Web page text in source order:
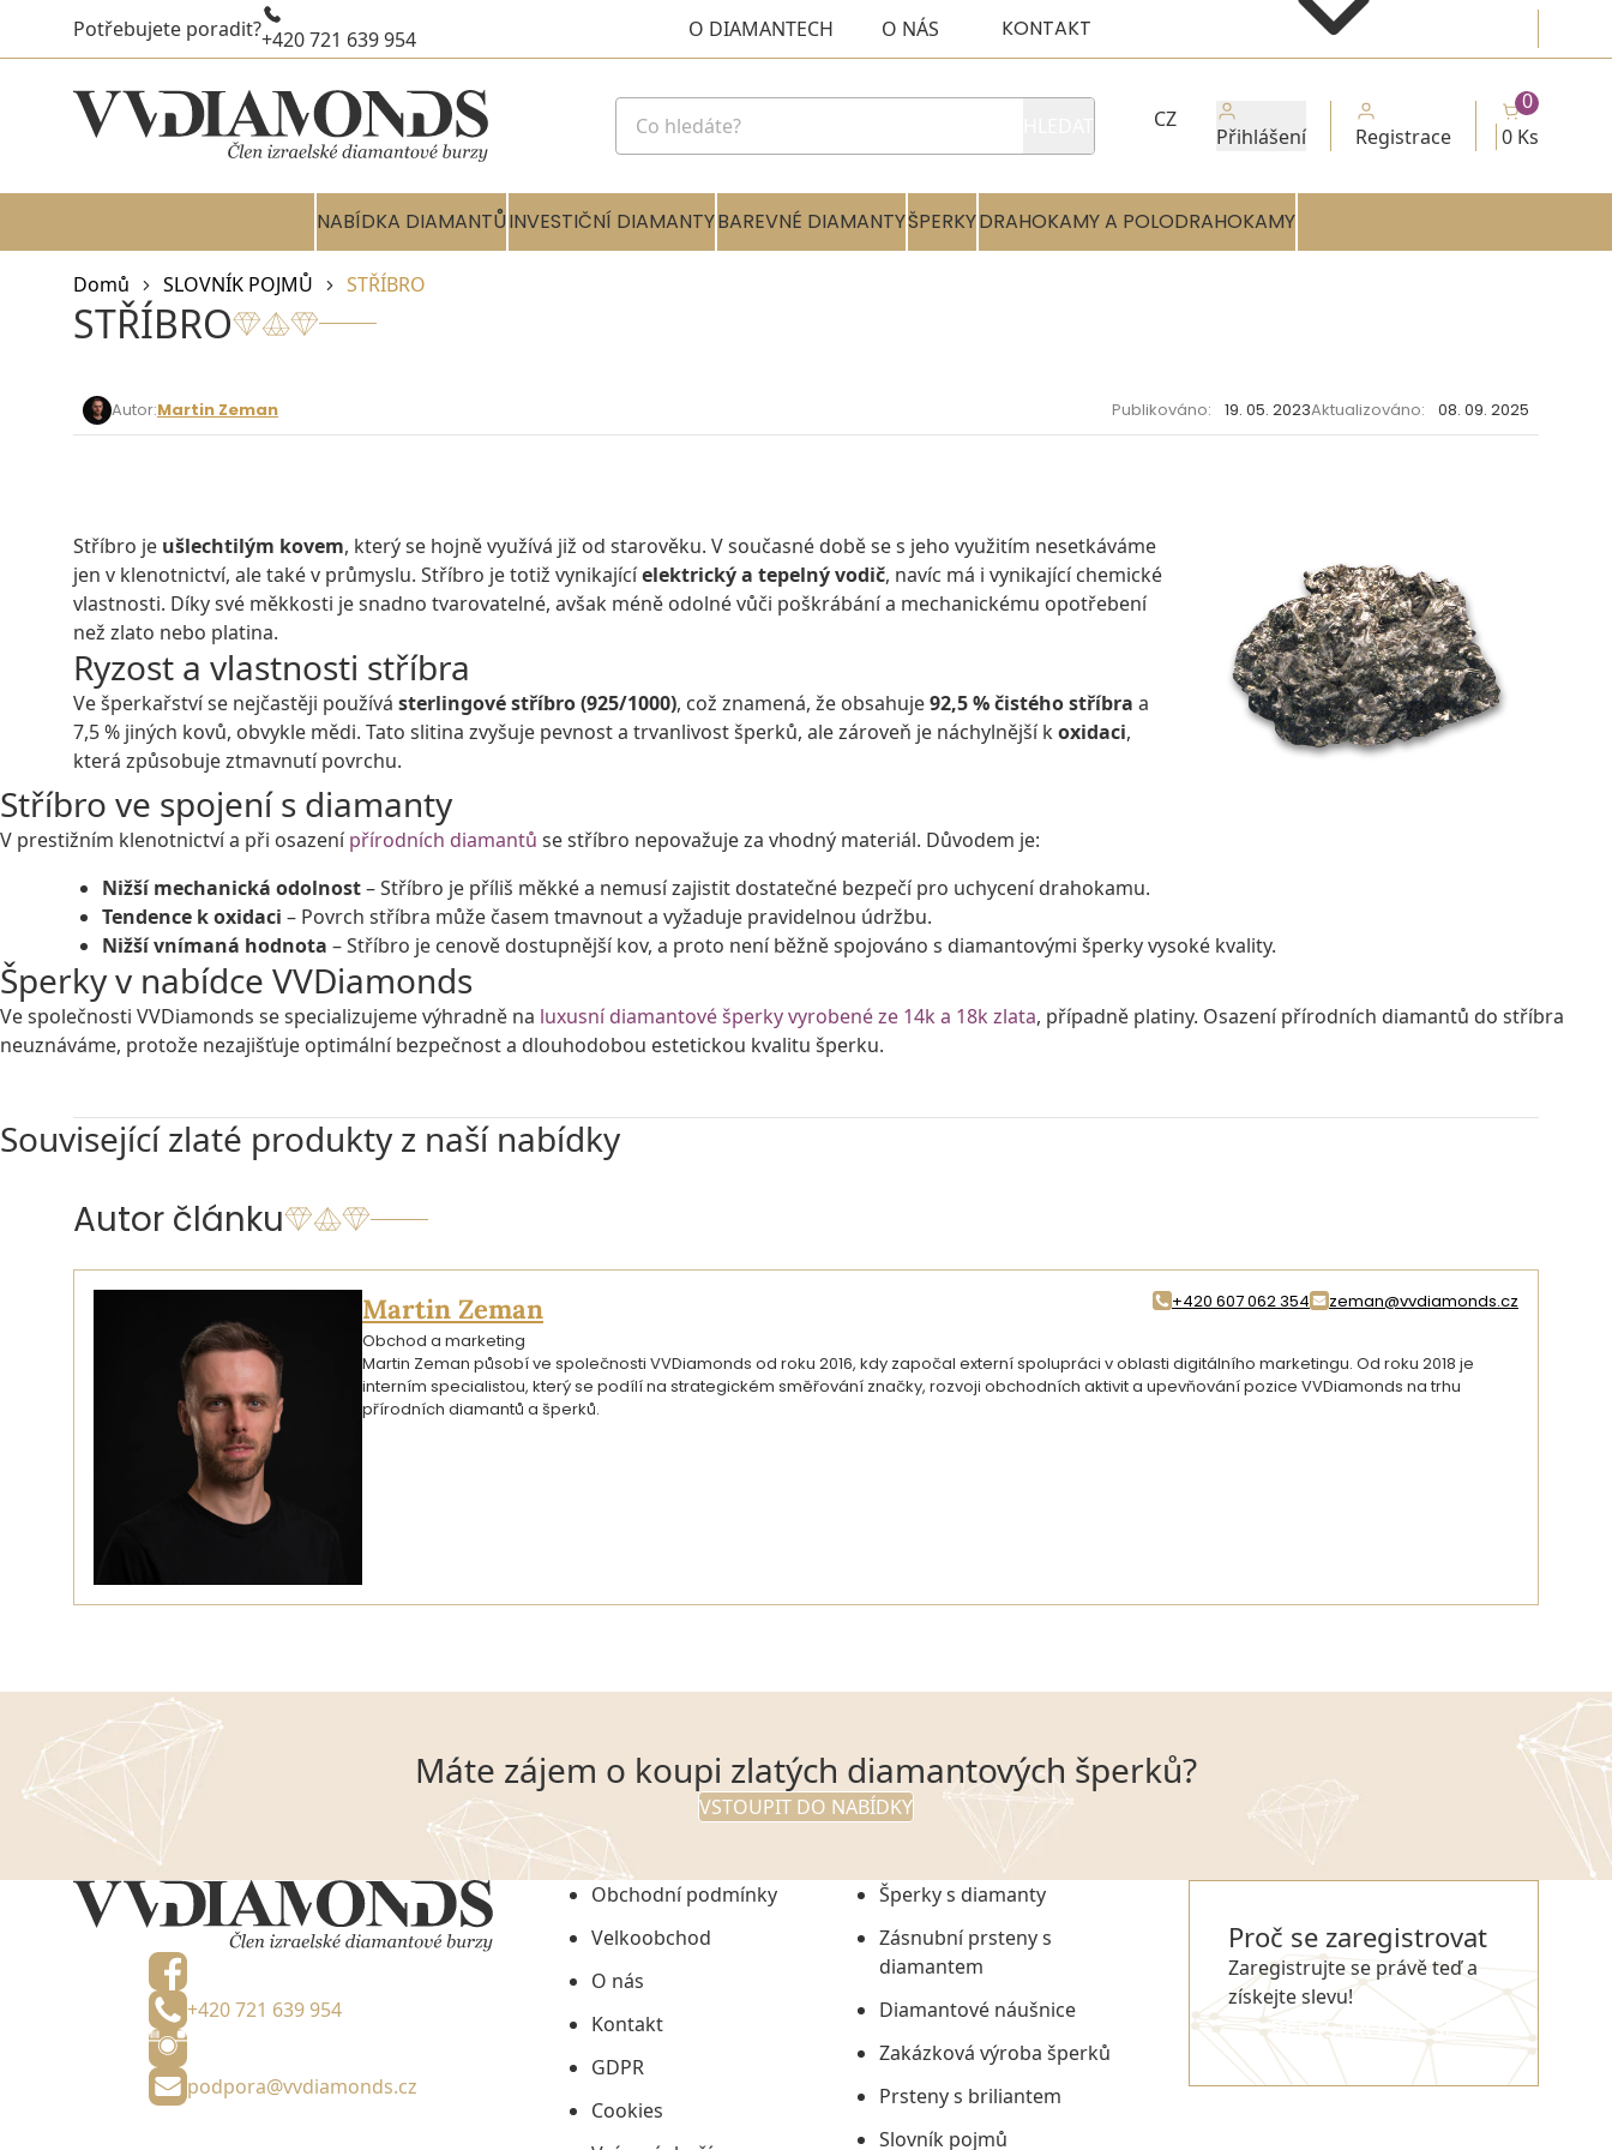
Potřebujete poradit?+420 721 639 954 O DIAMANTECH O NÁS KONTAKT
CZ
Přihlášení Registrace 0 Ks
0
NABÍDKA DIAMANTŮINVESTIČNÍ DIAMANTYBAREVNÉ DIAMANTYŠPERKYDRAHOKAMY A POLODRAHOKAMY
Domů SLOVNÍK POJMŮ STŘÍBRO
STŘÍBRO
Autor:Martin Zeman Publikováno: 19. 05. 2023Aktualizováno: 08. 09. 2025
Stříbro je ušlechtilým kovem, který se hojně využívá již od starověku. V současné době se s jeho využitím nesetkáváme
jen v klenotnictví, ale také v průmyslu. Stříbro je totiž vynikajícíelektrický a tepelný vodič, navíc má i vynikající chemické
vlastnosti. Díky své měkkosti je snadno tvarovatelné, avšak méně odolné vůči poškrábání a mechanickému opotřebení
než zlato nebo platina.
Ryzost a vlastnosti stříbra
Ve šperkařství se nejčastěji používá sterlingové stříbro (925/1000), což znamená, že obsahuje92,5 % čistého stříbra a
7,5 % jiných kovů, obvykle mědi. Tato slitina zvyšuje pevnost a trvanlivost šperků, ale zároveň je náchylnější koxidaci,
která způsobuje ztmavnutí povrchu.
Stříbro ve spojení s diamanty
V prestižním klenotnictví a při osazenípřírodních diamantů se stříbro nepovažuje za vhodný materiál. Důvodem je:
Nižší mechanická odolnost– Stříbro je příliš měkké a nemusí zajistit dostatečné bezpečí pro uchycení drahokamu.
Tendence k oxidaci – Povrch stříbra může časem tmavnout a vyžaduje pravidelnou údržbu.
Nižší vnímaná hodnota – Stříbro je cenově dostupnější kov, a proto není běžně spojováno s diamantovými šperky vysoké kvality.
Šperky v nabídce VVDiamonds
Ve společnosti VVDiamonds se specializujeme výhradně na luxusní diamantové šperky vyrobené ze 14k a 18k zlata, případně platiny. Osazení přírodních diamantů do stříbra
neuznáváme, protože nezajišťuje optimální bezpečnost a dlouhodobou estetickou kvalitu šperku.
Související zlaté produkty z naší nabídky
Autor článku
Martin Zeman
Obchod a marketing
+420 607 062 354 zeman@vvdiamonds.cz
Martin Zeman působí ve společnosti VVDiamonds od roku 2016, kdy započal externí spolupráci v oblasti digitálního marketingu. Od roku 2018 je
interním specialistou, který se podílí na strategickém směřování značky, rozvoji obchodních aktivit a upevňování pozice VVDiamonds na trhu
přírodních diamantů a šperků.
Máte zájem o koupi zlatých diamantových šperků?
VSTOUPIT DO NABÍDKY
+420 721 639 954
podpora@vvdiamonds.cz
Obchodní podmínky
Velkoobchod
O nás
Kontakt
GDPR
Cookies
Šperky s diamanty
Zásnubní prsteny s
diamantem
Diamantové náušnice
Zakázková výroba šperků
Prsteny s briliantem
Slovník pojmů
Proč se zaregistrovat
Zaregistrujte se právě teď a
získejte slevu!
REGISTROVAT SE